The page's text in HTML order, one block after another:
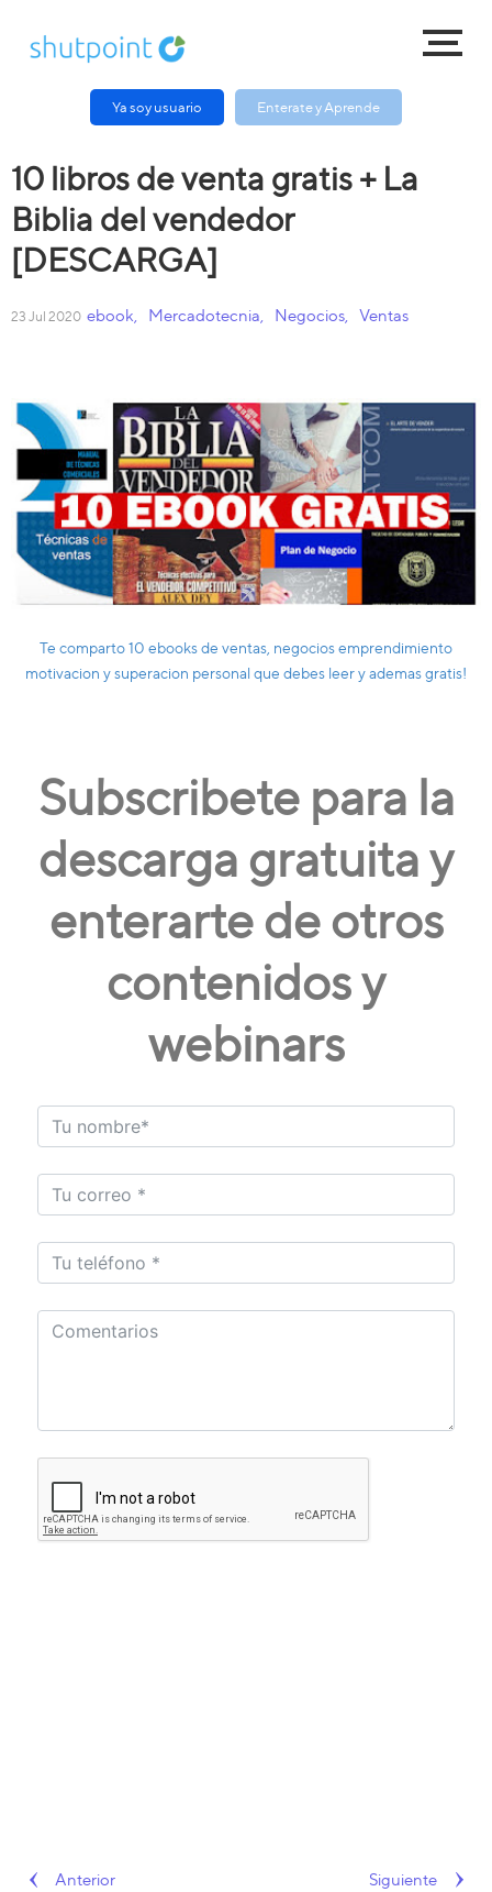
Ya soy usuario Enterate y Aprende
10 libros de venta gratis + La
Biblia del vendedor
[DESCARGA]
23 Jul 2020 ebook Mercadotecnia Negocios Ventas
Te comparto 10 ebooks de ventas, negocios emprendimiento
motivacion y superacion personal que debes leer y ademas gratis!
Subscribete para la
descarga gratuita y
enterarte de otros
contenidos y
webinars
Anterior Siguiente